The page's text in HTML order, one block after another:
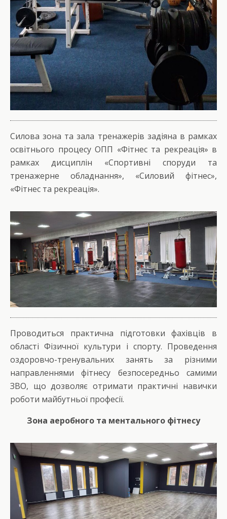
Силова зона та зала тренажерів задіяна в рамках
освітнього процесу ОПП «Фітнес та рекреація» в
рамках дисциплін «Спортивні споруди та
тренажерне обладнання», «Силовий фітнес»,
«Фітнес та рекреація».
Проводиться практична підготовки фахівців в
області Фізичної культури і спорту. Проведення
оздоровчо-тренувальних занять за різними
направленнями фітнесу безпосередньо самими
ЗВО, що дозволяє отримати практичні навички
роботи майбутньої професії.
Зона аеробного та ментального фітнесу